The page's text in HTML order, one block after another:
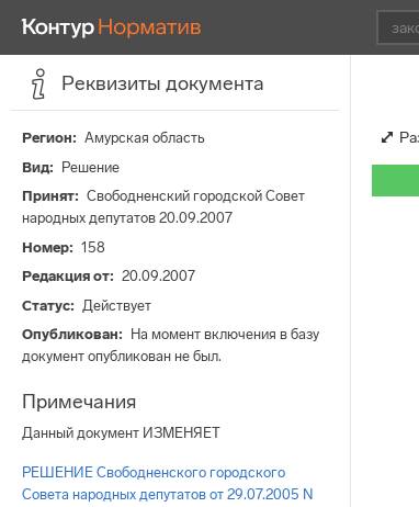
Реквизиты документа
Регион
Амурская область
Вид
Решение
Принят
Свободненский городской Совет
народных депутатов 20.09.2007
Номер
158
Редакция от
20.09.2007
Статус
Действует
Опубликован
На момент включения в базу
документ опубликован не был.
Примечания
Данный документ ИЗМЕНЯЕТ
РЕШЕНИЕ Свободненского городского
Совета народных депутатов от 29.07.2005 N